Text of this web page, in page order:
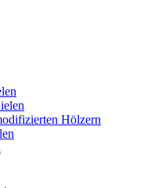
Hölzern